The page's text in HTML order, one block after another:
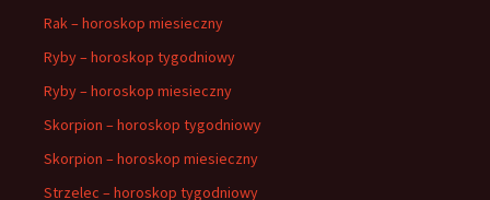
Rak – horoskop miesieczny
Ryby – horoskop tygodniowy
Ryby – horoskop miesieczny
Skorpion – horoskop tygodniowy
Skorpion – horoskop miesieczny
Strzelec – horoskop tygodniowy